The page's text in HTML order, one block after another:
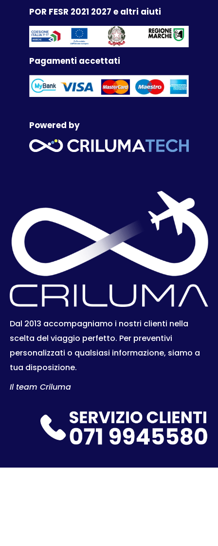
POR FESR 2021 2027 e altri aiuti
Pagamenti accettati
Powered by
Dal 2013 accompagniamo i nostri clienti nella
scelta del viaggio perfetto. Per preventivi
personalizzati o qualsiasi informazione, siamo a
tua disposizione.
Il team Criluma